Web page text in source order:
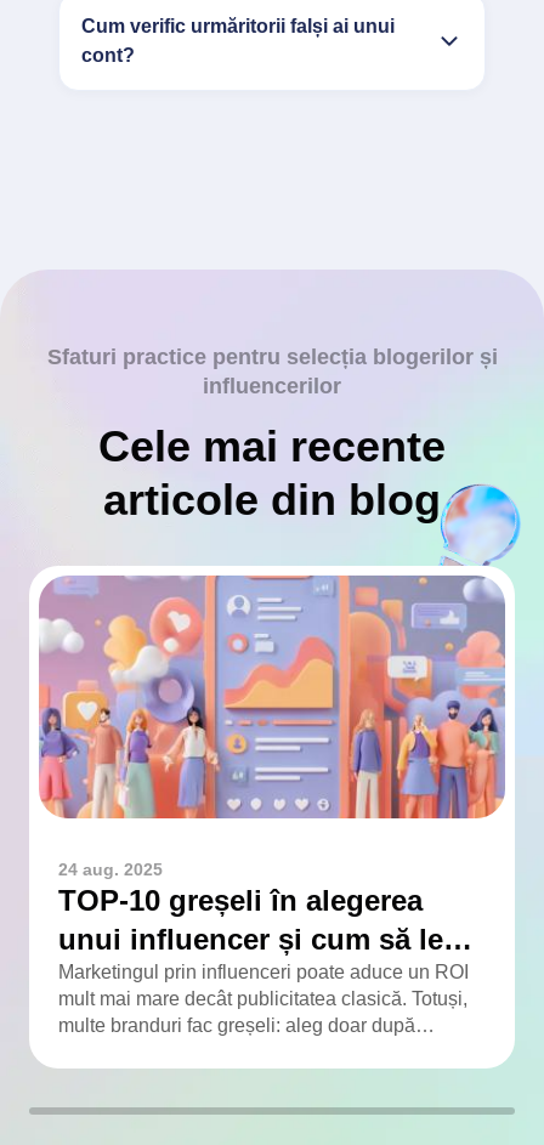
Cum verific urmăritorii falși ai unui
cont?
Sfaturi practice pentru selecția blogerilor și
influencerilor
Cele mai recente
articole din blog
24 aug. 2025
TOP-10 greșeli în alegerea
unui influencer și cum să le
eviți
Marketingul prin influenceri poate aduce un ROI
mult mai mare decât publicitatea clasică. Totuși,
multe branduri fac greșeli: aleg doar după
adunat TOP-10 greșeli frecvente și soluțiile